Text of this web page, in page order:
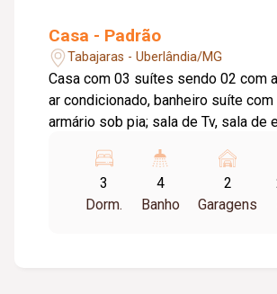
Casa - Padrão
Tabajaras - Uberlândia/MG
Casa com 03 suítes sendo 02 com
ar condicionado, banheiro suíte
armário sob pia; sala de Tv, sala de
armário, dispensa; área de serviço
banheiro, quintal, piscina, garagem
3
Dorm.
4
Banho
2
Garagens